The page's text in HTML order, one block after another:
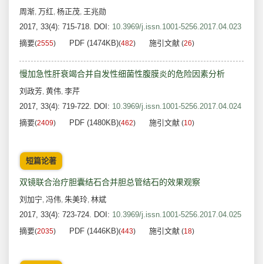
周渐, 万红, 杨正茂, 王兆勋
2017, 33(4): 715-718. DOI: 10.3969/j.issn.1001-5256.2017.04.023
摘要(2555) PDF (1474KB)(482) 施引文献 (26)
慢加急性肝衰竭合并自发性细菌性腹膜炎的危险因素分析
刘政芳, 黄伟, 李芹
2017, 33(4): 719-722. DOI: 10.3969/j.issn.1001-5256.2017.04.024
摘要(2409) PDF (1480KB)(462) 施引文献 (10)
短篇论著
双镜联合治疗胆囊结石合并胆总管结石的效果观察
刘加宁, 冯伟, 朱美玲, 林斌
2017, 33(4): 723-724. DOI: 10.3969/j.issn.1001-5256.2017.04.025
摘要(2035) PDF (1446KB)(443) 施引文献 (18)